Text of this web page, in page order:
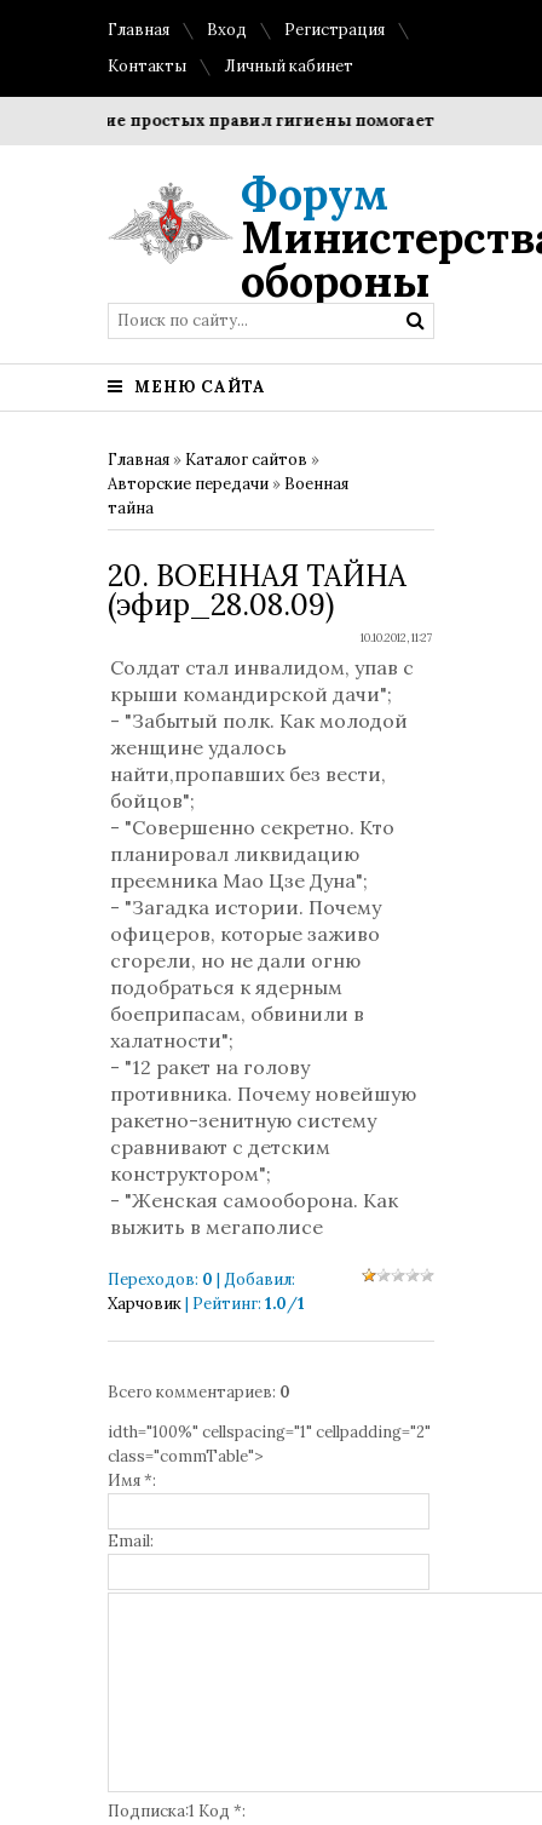
Главная Вход
Регистрация
Контакты
Личный кабинет
простых правил гигиены помогает сохранить
Форум
обороны
МЕНЮ САЙТА
Главная » Каталог сайтов »
Авторские передачи » Военная
тайна
20. ВОЕННАЯ ТАЙНА
(эфир_28.08.09)
10.10.2012, 11:27
Солдат стал инвалидом, упав с
крыши командирской дачи";
- "Забытый полк. Как молодой
женщине удалось
найти,пропавших без вести,
бойцов";
- "Совершенно секретно. Кто
планировал ликвидацию
преемника Мао Цзе Дуна";
- "Загадка истории. Почему
офицеров, которые заживо
сгорели, но не дали огню
подобраться к ядерным
боеприпасам, обвинили в
халатности";
- "12 ракет на голову
противника. Почему новейшую
ракетно-зенитную систему
сравнивают с детским
конструктором";
- "Женская самооборона. Как
выжить в мегаполисе
Переходов: 0 | Добавил:
Харчовик| Рейтинг: 1.0/1
Всего комментариев: 0
idth="100%" cellspacing="1" cellpadding="2"
class="commTable">
Имя *:
Email:
Подписка:1 Код *: